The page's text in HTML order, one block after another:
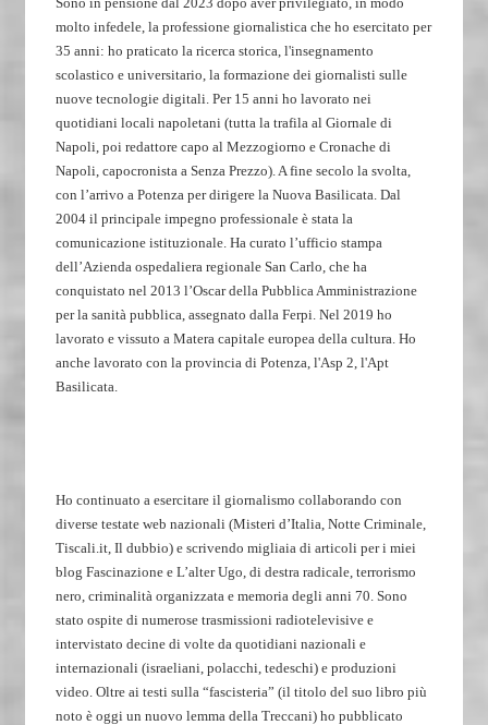
molto infedele, la professione giornalistica che ho esercitato per
35 anni: ho praticato la ricerca storica, l'insegnamento
scolastico e universitario, la formazione dei giornalisti sulle
nuove tecnologie digitali. Per 15 anni ho lavorato nei
quotidiani locali napoletani (tutta la trafila al Giornale di
Napoli, poi redattore capo al Mezzogiorno e Cronache di
Napoli, capocronista a Senza Prezzo). A fine secolo la svolta,
con l’arrivo a Potenza per dirigere la Nuova Basilicata. Dal
2004 il principale impegno professionale è stata la
comunicazione istituzionale. Ha curato l’ufficio stampa
dell’Azienda ospedaliera regionale San Carlo, che ha
conquistato nel 2013 l’Oscar della Pubblica Amministrazione
per la sanità pubblica, assegnato dalla Ferpi. Nel 2019 ho
lavorato e vissuto a Matera capitale europea della cultura. Ho
anche lavorato con la provincia di Potenza, l'Asp 2, l'Apt
Basilicata.
Ho continuato a esercitare il giornalismo collaborando con
diverse testate web nazionali (Misteri d’Italia, Notte Criminale,
Tiscali.it, Il dubbio) e scrivendo migliaia di articoli per i miei
blog Fascinazione e L’alter Ugo, di destra radicale, terrorismo
nero, criminalità organizzata e memoria degli anni 70. Sono
stato ospite di numerose trasmissioni radiotelevisive e
intervistato decine di volte da quotidiani nazionali e
internazionali (israeliani, polacchi, tedeschi) e produzioni
video. Oltre ai testi sulla “fascisteria” (il titolo del suo libro più
noto è oggi un nuovo lemma della Treccani) ho pubblicato